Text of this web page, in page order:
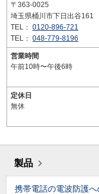
〒363-0025
埼玉県桶川市下日出谷161
TEL： 0120-896-721
TEL： 048-779-8196
営業時間
午前10時〜午後6時
定休日
無休
製品
携帯電話の電波防護